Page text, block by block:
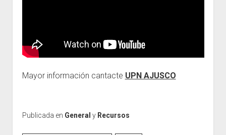
Mayor información cantacte UPN AJUSCO
Publicada en General y Recursos